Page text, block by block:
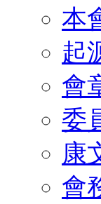
本
起
會
委
康
會